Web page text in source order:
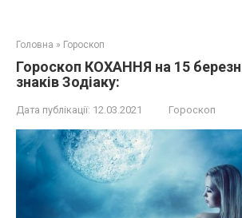
Головна » Гороскоп
Гороскоп КОХАННЯ на 15
знаків Зодіаку:
Дата публікації: 12.03.2021 Гороскоп